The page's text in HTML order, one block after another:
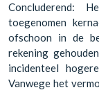
Concluderend:
toegenomen
ofschoon in de
rekening
incidenteel
Vanwege het